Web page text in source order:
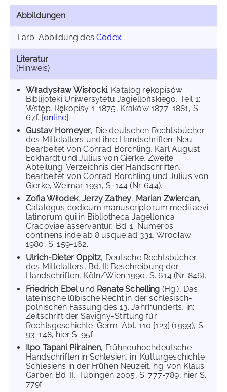
Abbildungen
Farb-Abbildung desCodex
Literatur
(Hinweis)
Władysław Wisłocki, Katalog rękopisów
Biblijoteki Uniwersytetu Jagiellońskiego, Teil 1:
Wstęp. Rękopisy 1-1875, Kraków 1877-1881, S.
67f. [online]
Gustav Homeyer, Die deutschen Rechtsbücher
des Mittelalters und ihre Handschriften. Neu
bearbeitet von Conrad Borchling, Karl August
Eckhardt und Julius von Gierke, Zweite
Abteilung: Verzeichnis der Handschriften,
bearbeitet von Conrad Borchling und Julius von
Gierke, Weimar 1931, S. 144 (Nr. 644).
Zofia Włodek,Jerzy Zathey, Marian Zwiercan,
Catalogus codicum manuscriptorum medii aevi
latinorum qui in Bibliotheca Jagellonica
Cracoviae asservantur, Bd. 1: Numeros
continens inde ab 8 usque ad 331, Wrocław
1980, S. 159-162.
Ulrich-Dieter Oppitz, Deutsche Rechtsbücher
des Mittelalters, Bd. II: Beschreibung der
Handschriften, Köln/Wien 1990, S. 614 (Nr. 846).
Friedrich Ebelund Renate Schelling (Hg.), Das
lateinische lübische Recht in der schlesisch-
polnischen Fassung des 13. Jahrhunderts, in:
Zeitschrift der Savigny-Stiftung für
Rechtsgeschichte. Germ. Abt. 110 [123] (1993), S.
93-148, hier S. 95f.
Ilpo Tapani Piirainen, Frühneuhochdeutsche
Handschriften in Schlesien, in: Kulturgeschichte
Schlesiens in der Frühen Neuzeit, hg. von Klaus
Garber, Bd. II, Tübingen 2005, S. 777-789, hier S.
779f.